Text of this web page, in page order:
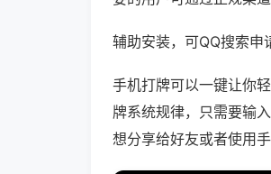
辅助安装，可QQ搜索
手机打牌可以一键让你
牌系统规律，只需要输
想分享给好友或者使用